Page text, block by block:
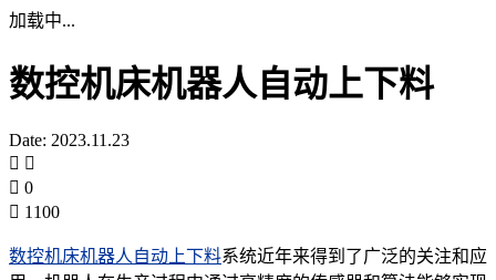
加载中...
数控机床机器人自动上下料
Date: 2023.11.23
0
1100
数控机床机器人自动上下料系统近年来得到了广泛的关注和应